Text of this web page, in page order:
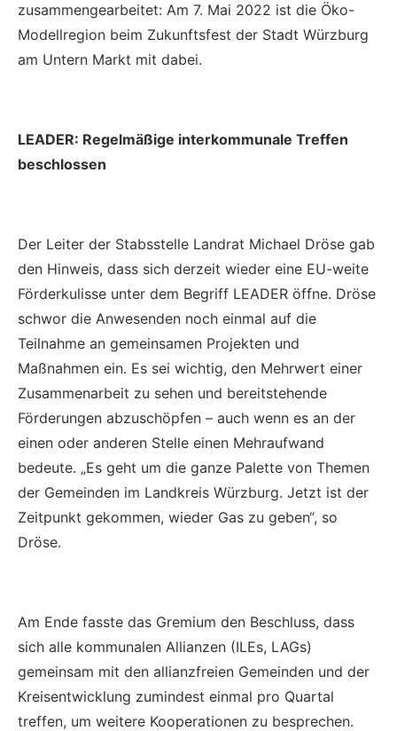
zusammengearbeitet: Am 7. Mai 2022 ist die Öko-
Modellregion beim Zukunftsfest der Stadt Würzburg
am Untern Markt mit dabei.
LEADER: Regelmäßige interkommunale Treffen
beschlossen
Der Leiter der Stabsstelle Landrat Michael Dröse gab
den Hinweis, dass sich derzeit wieder eine EU-weite
Förderkulisse unter dem Begriff LEADER öffne. Dröse
schwor die Anwesenden noch einmal auf die
Teilnahme an gemeinsamen Projekten und
Maßnahmen ein. Es sei wichtig, den Mehrwert einer
Zusammenarbeit zu sehen und bereitstehende
Förderungen abzuschöpfen – auch wenn es an der
einen oder anderen Stelle einen Mehraufwand
bedeute. „Es geht um die ganze Palette von Themen
der Gemeinden im Landkreis Würzburg. Jetzt ist der
Zeitpunkt gekommen, wieder Gas zu geben“, so
Dröse.
Am Ende fasste das Gremium den Beschluss, dass
sich alle kommunalen Allianzen (ILEs, LAGs)
gemeinsam mit den allianzfreien Gemeinden und der
Kreisentwicklung zumindest einmal pro Quartal
treffen, um weitere Kooperationen zu besprechen.